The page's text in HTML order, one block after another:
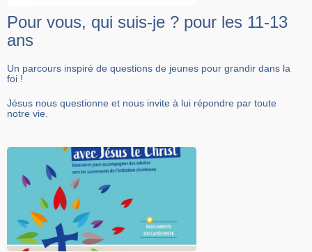
Pour vous, qui suis-je ? pour les 11-13
ans
Un parcours inspiré de questions de jeunes pour grandir dans la
foi !
Jésus nous questionne et nous invite à lui répondre par toute
notre vie. ​